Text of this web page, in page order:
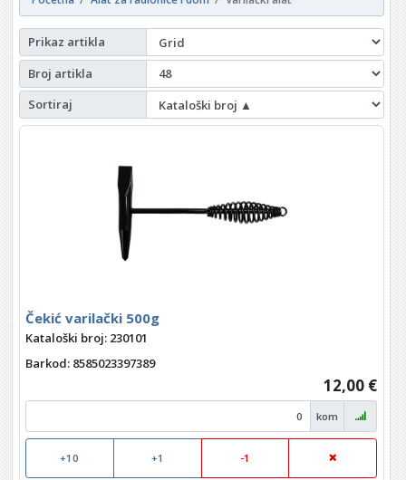
Prikaz artikla
Broj artikla
Sortiraj
Čekić varilački 500g
Kataloški broj: 230101
Barkod: 8585023397389
12,00 €
kom
+10 +1 -1